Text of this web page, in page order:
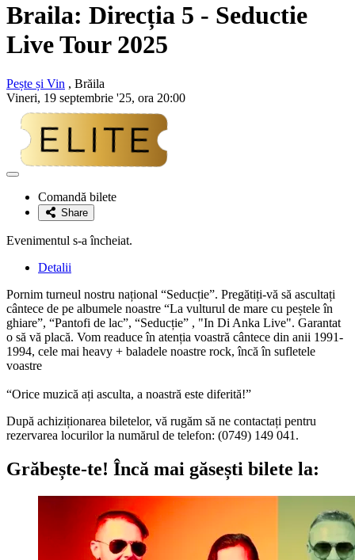
Braila: Direcția 5 - Seductie
Live Tour 2025
Pește și Vin , Brăila
Vineri, 19 septembrie '25, ora 20:00
Adaugă
favoriteComandă bilete
Share
Evenimentul s-a încheiat.
Detalii
Pornim turneul nostru național “Seducție”. Pregătiți-vă să ascultați
cântece de pe albumele noastre “La vulturul de mare cu peștele în
ghiare”, “Pantofi de lac”, “Seducție” , "In Di Anka Live". Garantat
o să vă placă. Vom readuce în atenția voastră cântece din anii 1991-
1994, cele mai heavy + baladele noastre rock, încă în sufletele
voastre
“Orice muzică ați asculta, a noastră este diferită!”
După achiziționarea biletelor, vă rugăm să ne contactați pentru
rezervarea locurilor la numărul de telefon: (0749) 149 041.
Grăbește-te! Încă mai găsești bilete la: